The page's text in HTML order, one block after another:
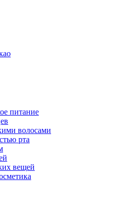
питание
волосами
рта
вещей